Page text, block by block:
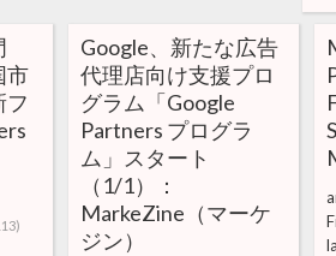
市
フ
Google、新たな広告
代理店向け支援プロ
グラム「Google
Partners プログラ
ム」スタート
（1/1）：
MarkeZine（マーケ
ジン）